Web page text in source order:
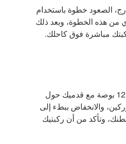
الصعود خطوة باستخدام
من هذه الخطوة، وبعد ذلك
مباشرة فوق كاحلك.
الوقوف بعيدا عن واجهة كرسي بحوالي 12 بوصة مع قدميك حول
والانخفاض ببطء إلى
وتأكد من أن ركبتيك